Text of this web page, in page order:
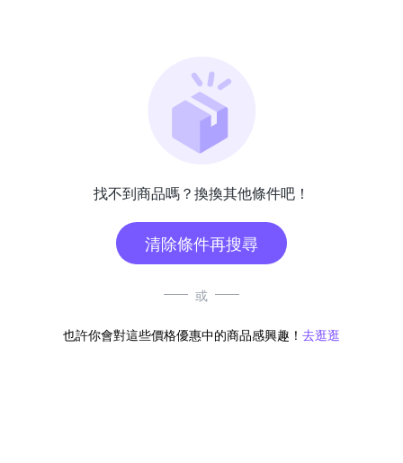
找不到商品嗎？換換其他條件吧！
清除條件再搜尋
或
也許你會對這些價格優惠中的商品感興趣！ 去逛逛